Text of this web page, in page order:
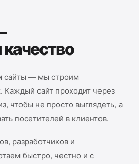
качество
сайты — мы строим
Каждый сайт проходит через
чтобы не просто выглядеть, а
посетителей в клиентов.
разработчиков и
быстро, честно и с